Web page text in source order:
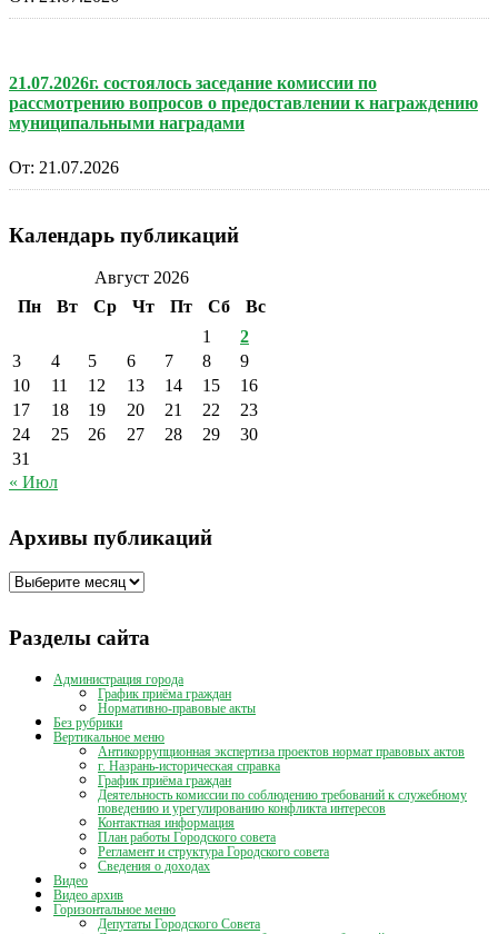
21.07.2026г. состоялось заседание комиссии по
рассмотрению вопросов о предоставлении к награждению
муниципальными наградами
От: 21.07.2026
Календарь публикаций
Август 2026
Пн
Вт Ср Чт Пт Сб
Вс
1
2
3
4 5 6 7 8
9
10
11 12 13 14 15
16
17
18 19 20 21 22
23
24
25 26 27 28 29
30
31
« Июл
Архивы публикаций
Архивы
Разделы сайта
Администрация города
График приёма граждан
Нормативно-правовые акты
Без рубрики
Вертикальное меню
Антикоррупционная экспертиза проектов нормат правовых актов
г. Назрань-историческая справка
График приёма граждан
Деятельность комиссии по соблюдению требований к служебному
поведению и урегулированию конфликта интересов
Контактная информация
План работы Городского совета
Регламент и структура Городского совета
Сведения о доходах
Видео
Видео архив
Горизонтальное меню
Депутаты Городского Совета